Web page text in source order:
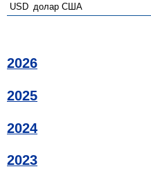
USD долар США
2026
2025
2024
2023